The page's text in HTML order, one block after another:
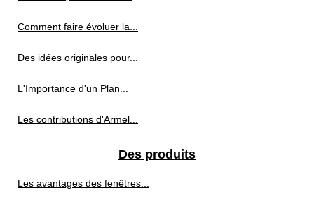
Comment faire évoluer la...
Des idées originales pour...
L'Importance d'un Plan...
Les contributions d'Armel...
Des produits
Les avantages des fenêtres...